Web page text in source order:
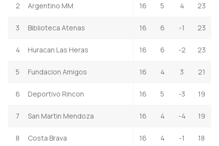
2 Argentino MM 16 5 4 23
3 Biblioteca Atenas 16 6 -1 23
4 Huracan Las Heras 16 6 -2 23
5 Fundacion Amigos 16 4 3 21
6 Deportivo Rincon 16 5 -3 19
7 San Martin Mendoza 16 4 -4 19
8 Costa Brava 16 4 -1 18